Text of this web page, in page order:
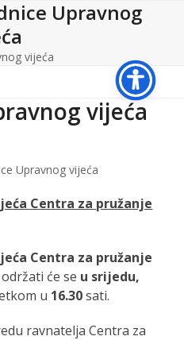
Upravnog
vijeća
vijeća
Upravnog vijeća
Centra za pružanje
Centra za pružanje
održati će se u srijedu,
u 16.30sati.
ravnatelja Centra za